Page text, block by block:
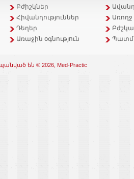
Բժիշկներ
Հիվանդություններ
Դեղեր
Առաջին օգնություն
են © 2026, Med-Practic